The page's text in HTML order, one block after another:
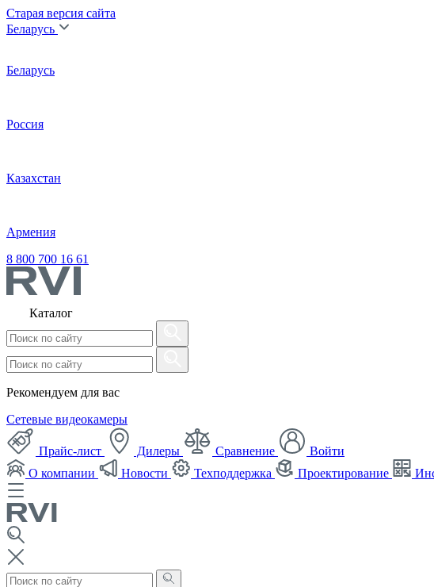
Старая версия сайта
Беларусь
Беларусь
Россия
Казахстан
Армения
8 800 700 16 61
Каталог
Рекомендуем для вас
Сетевые видеокамеры
Прайс-лист Дилеры Сравнение
Войти
О компании
Новости Техподдержка Проектирование